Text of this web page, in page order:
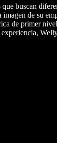
buscan
de su
de primer